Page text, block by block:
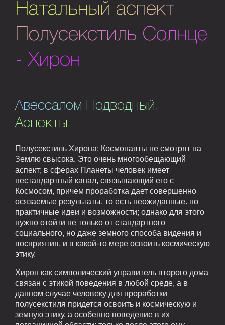
Натальный аспект
Полусекстиль Солнце
- Хирон
Авессалом Подводный.
Аспекты
Полусекстиль Хирона: Космонавты не смотрят на
Землю свысока. Это очень многообещающий
аспект; в сферах Планеты человек имеет
нестандартный канал, связывающий его с
Космосом, причем проработка дает совершенно
осязаемые результаты, то есть неожиданные. но
практичные идеи и возможности; однако для этого
нужно отойти не только от стандартного
социального, но даже земного способа видения и
восприятия, и в какой-то мере освоить космическую
этику.
Хирон как символический управитель второго дома
связан с этикой поведения в любой среде, а в
данном случае человеку для проработки
полусекстиля придется освоить и космическую и
земную этику, а особенно поведение в их